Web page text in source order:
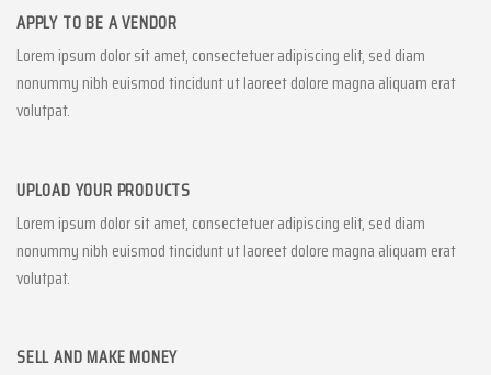
APPLY TO BE A VENDOR
Lorem ipsum dolor sit amet, consectetuer adipiscing elit, sed diam
nonummy nibh euismod tincidunt ut laoreet dolore magna aliquam erat
volutpat.
UPLOAD YOUR PRODUCTS
Lorem ipsum dolor sit amet, consectetuer adipiscing elit, sed diam
nonummy nibh euismod tincidunt ut laoreet dolore magna aliquam erat
volutpat.
SELL AND MAKE MONEY